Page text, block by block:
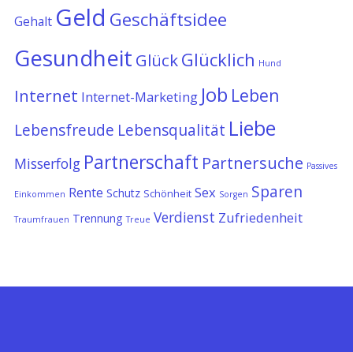
Gehalt Geld Geschäftsidee
Gesundheit GlückGlücklich Hund
Internet Internet-Marketing Job Leben
Lebensfreude Lebensqualität Liebe
Misserfolg Partnerschaft Partnersuche Passives
Einkommen Rente Schutz Schönheit Sex Sorgen Sparen
Traumfrauen Trennung Treue Verdienst Zufriedenheit